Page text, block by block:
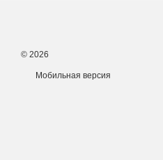
© 2026
Мобильная версия